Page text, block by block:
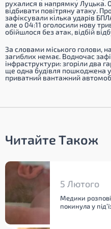
рухалися в напрямку Луцька.
відбивати повітряну атаку.
зафіксували кілька ударів
але о 04:11 оголосили нову
обійшлося без атак, відбій
За словами міського голови,
загиблих немає. Водночас
інфраструктури: згоріли два
ще одна будівля пошкоджена
приватний вантажний
Читайте Також
5 Лютого
Медики
покинула у